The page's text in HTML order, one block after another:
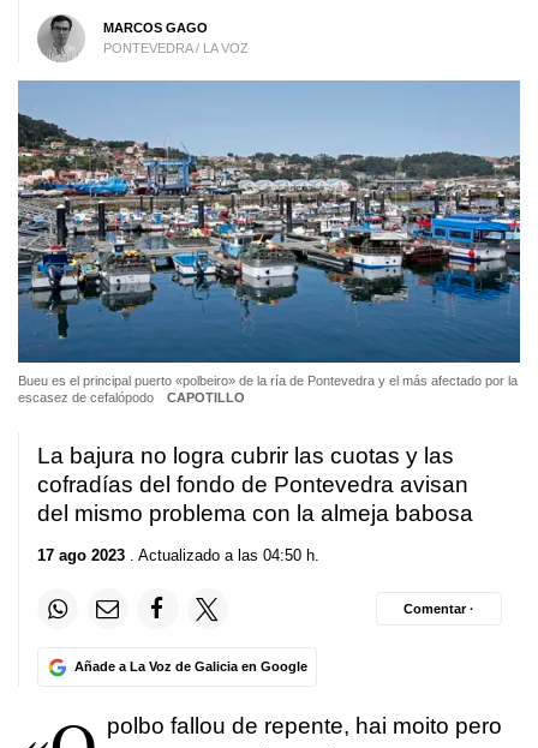
MARCOS GAGO
PONTEVEDRA / LA VOZ
Bueu es el principal puerto «polbeiro» de la ría de Pontevedra y el más afectado por la
escasez de cefalópodo
CAPOTILLO
La bajura no logra cubrir las cuotas y las
cofradías del fondo de Pontevedra avisan
del mismo problema con la almeja babosa
17 ago 2023 . Actualizado a las 04:50 h.
Añade a La Voz de Galicia en Google
Comentar ·
polbo fallou de repente, hai moito pero